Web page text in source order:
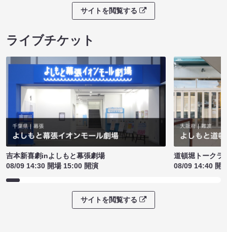
サイトを閲覧する
ライブチケット
吉本新喜劇inよしもと幕張劇場
08/09 14:30 開場 15:00 開演
道頓堀トークラ
08/09 14:40 開
サイトを閲覧する